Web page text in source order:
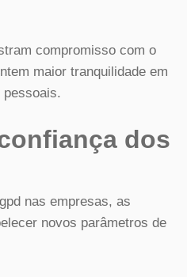
compromisso com o
maior tranquilidade em
dos
nas empresas, as
novos parâmetros de